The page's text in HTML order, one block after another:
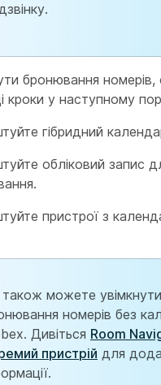
бронювання номерів,
кроки у наступному
гібридний
обліковий запис
пристрої з
можете
номерів без
Дивіться Room
пристрій для